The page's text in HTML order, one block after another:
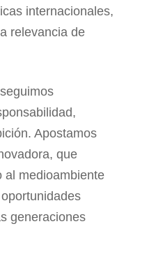
internacionales,
relevancia de
Apostamos
que
al medioambiente
generaciones